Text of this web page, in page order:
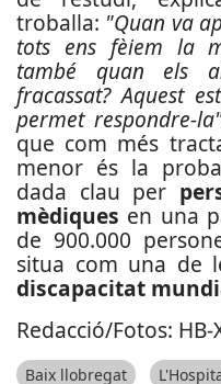
troballa: "Quan va
tots ens fèiem la
també quan els
fracassat? Aquest
permet respondre-
que com més
menor és la
dada clau per
mèdiques en una
de 900.000
situa com una de
discapacitat
Redacció/Fotos: HB-
Baix llobregat